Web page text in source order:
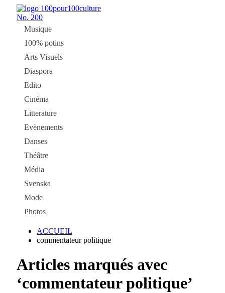
No. 200
Musique
100% potins
Arts Visuels
Diaspora
Edito
Cinéma
Litterature
Evènements
Danses
Théâtre
Média
Svenska
Mode
Photos
ACCUEIL
commentateur politique
Articles marqués avec
‘commentateur politique’